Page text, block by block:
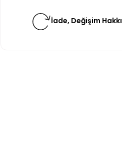
İade, Değişim Hakkı